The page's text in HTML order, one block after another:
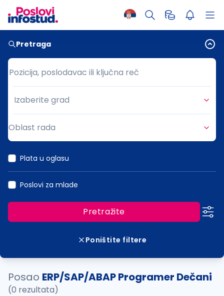
Pretraga
Pozicija, poslodavac ili ključna reč
Pozicija, poslodavac ili ključna reč
Grad
Izaberite grad
Oblast rada
Plata u oglasu
Poslovi za mlade
Pretražite
Poništite filtere
Posao ERP/SAP/ABAP Programer Dečani
(0 rezultata)